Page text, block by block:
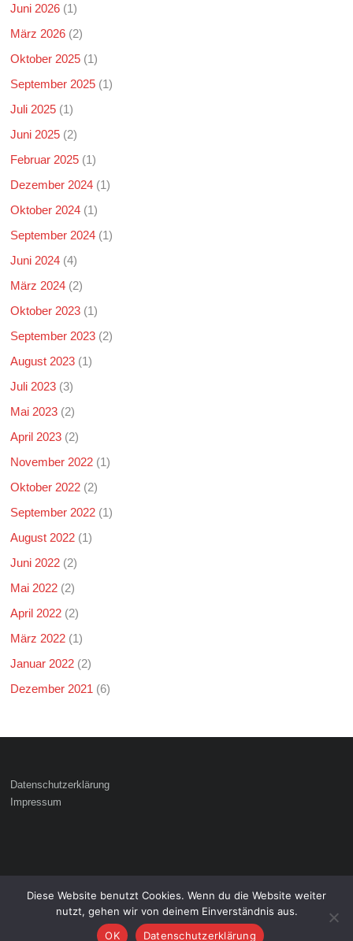
Juni 2026 (1)
März 2026 (2)
Oktober 2025 (1)
September 2025 (1)
Juli 2025 (1)
Juni 2025 (2)
Februar 2025 (1)
Dezember 2024 (1)
Oktober 2024 (1)
September 2024 (1)
Juni 2024 (4)
März 2024 (2)
Oktober 2023 (1)
September 2023 (2)
August 2023 (1)
Juli 2023 (3)
Mai 2023 (2)
April 2023 (2)
November 2022 (1)
Oktober 2022 (2)
September 2022 (1)
August 2022 (1)
Juni 2022 (2)
Mai 2022 (2)
April 2022 (2)
März 2022 (1)
Januar 2022 (2)
Dezember 2021 (6)
Datenschutzerklärung
Impressum
Copyright © 2026Freiwillige Feuerwehr Hattenhofen. Alle Rechte
vorbehalten.
Ample von ThemeGrill. Präsentiert von
Diese Website benutzt Cookies. Wenn du die Website weiter
nutzt, gehen wir von deinem Einverständnis aus.
OK
Datenschutzerklärung